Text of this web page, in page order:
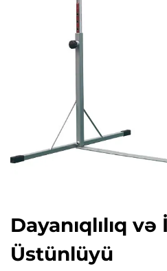
Dayanıqlılıq
Üstünlüyü